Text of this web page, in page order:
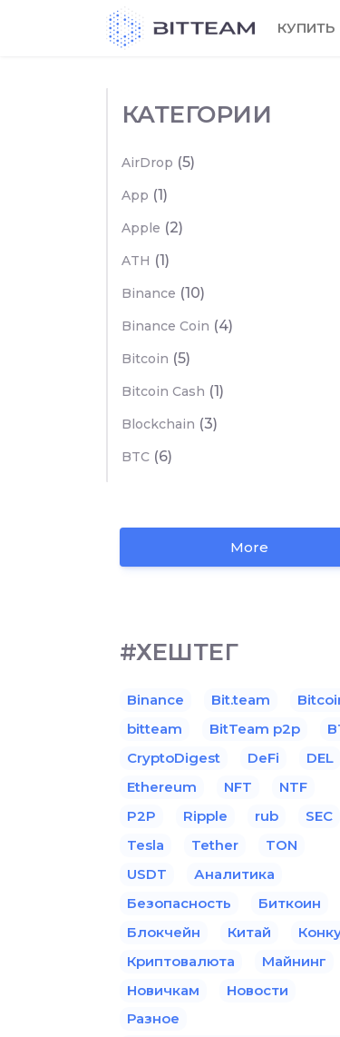
КУПИТЬ
КАТЕГОРИИ
AirDrop (5)
App (1)
Apple (2)
ATH (1)
Binance (10)
Binance Coin (4)
Bitcoin (5)
Bitcoin Cash (1)
Blockchain (3)
BTC (6)
More
#ХЕШТЕГ
Binance Bit.team
bitteam
BitTeam p2p
CryptoDigest
DeFi
DEL
Ethereum
NFT
NTF
P2P
Ripple rub
SEC
Tesla
Tether
TON
USDT
Аналитика
Безопасность
Биткоин
Блокчейн
Китай
Криптовалюта
Майнинг
Новичкам
Новости
Разное